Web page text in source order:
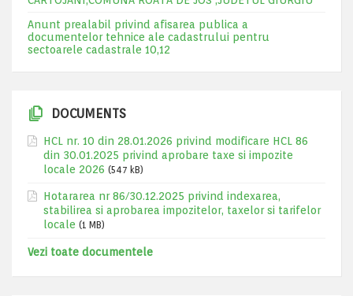
Anunt prealabil privind afisarea publica a
documentelor tehnice ale cadastrului pentru
sectoarele cadastrale 10,12
DOCUMENTS
HCL nr. 10 din 28.01.2026 privind modificare HCL 86
din 30.01.2025 privind aprobare taxe si impozite
locale 2026 (547 kB)
Hotararea nr 86/30.12.2025 privind indexarea,
stabilirea si aprobarea impozitelor, taxelor si tarifelor
locale (1 MB)
Vezi toate documentele